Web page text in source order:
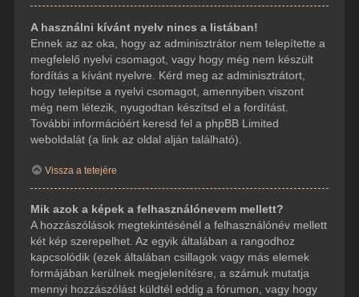
A használni kívánt nyelv nincs a listában!
Ennek az az oka, hogy az adminisztrátor nem telepítette a
megfelelő nyelvi csomagot, vagy hogy még nem készült
fordítás a kívánt nyelvre. Kérd meg az adminisztrátort,
hogy telepítse a nyelvi csomagot, amennyiben viszont
még nem létezik, nyugodtan készítsd el a fordítást.
További információért keresd fel a phpBB Limited
weboldalát (a link az oldal alján található).
Vissza a tetejére
Mik azok a képek a felhasználónevem mellett?
A hozzászólások megtekintésénél a felhasználónév mellett
két kép szerepelhet. Az egyik általában a rangodhoz
kapcsolódik (ezek általában csillagok vagy más elemek
formájában kerülnek megjelenítésre, a számuk mutatja
mennyi hozzászólást küldtél eddig a fórumon, vagy hogy